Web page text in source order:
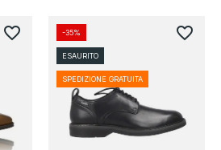
favorite_border -35%
ESAURITO
SPEDIZIONE GRATUITA
favorite_border